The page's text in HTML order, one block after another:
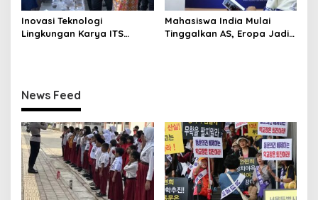
Inovasi Teknologi
Lingkungan Karya ITS
Mahasiswa India Mulai
Tinggalkan AS, Eropa Jadi
News Feed